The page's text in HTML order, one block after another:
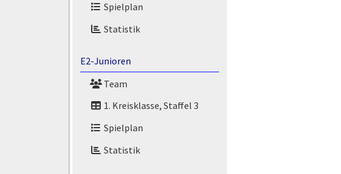
Spielplan
Statistik
E2-Junioren
Team
1. Kreisklasse, Staffel 3
Spielplan
Statistik